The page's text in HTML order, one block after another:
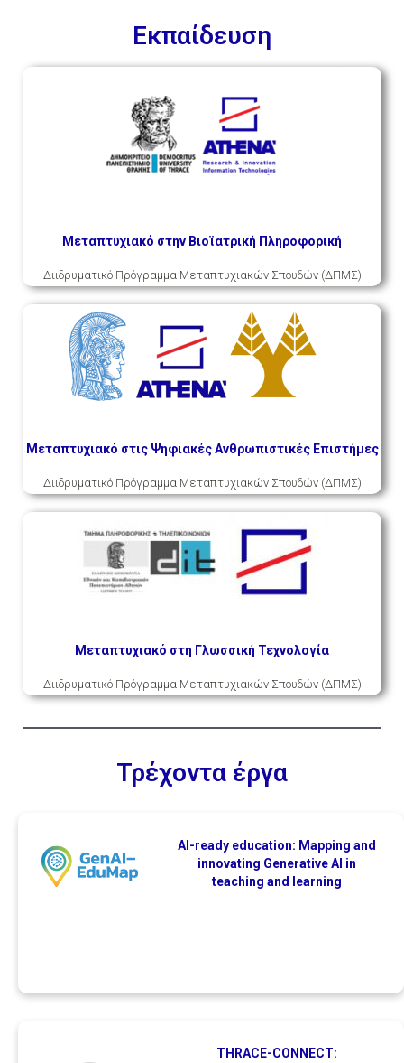
Εκπαίδευση
Μεταπτυχιακό στην Βιοϊατρική Πληροφορική
Διιδρυματικό Πρόγραμμα Μεταπτυχιακών Σπουδών (ΔΠΜΣ)
Μεταπτυχιακό στις Ψηφιακές Ανθρωπιστικές Επιστήμες
Διιδρυματικό Πρόγραμμα Μεταπτυχιακών Σπουδών (ΔΠΜΣ)
Μεταπτυχιακό στη Γλωσσική Τεχνολογία
Διιδρυματικό Πρόγραμμα Μεταπτυχιακών Σπουδών (ΔΠΜΣ)
Τρέχοντα έργα
AI-ready education: Mapping and
innovating Generative AI in
teaching and learning
THRACE-CONNECT: